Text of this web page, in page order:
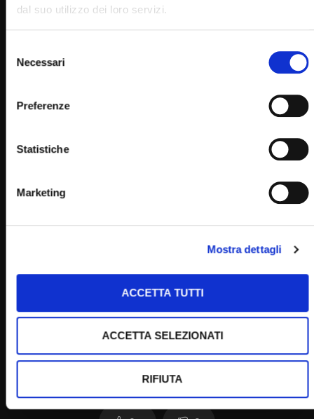
dal suo utilizzo dei loro servizi.
delNecessari
Preferenze
Statistiche
Marketing
Mostra dettagli
ACCETTA TUTTI
ACCETTA SELEZIONATI
RIFIUTA
su Tv Sat al canale 445,
Home
Media:0]